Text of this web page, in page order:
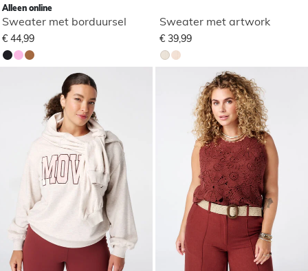
Alleen online
Sweater met borduursel
€ 44,99
Sweater met artwork
€ 39,99